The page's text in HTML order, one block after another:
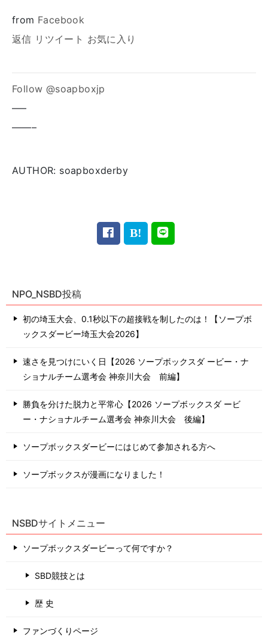
from Facebook
返信 リツイート お気に入り
Follow @soapboxjp
—–
——–
AUTHOR: soapboxderby
NPO_NSBD投稿
初の埼玉大会、0.1秒以下の超接戦を制したのは！【ソープボ
ックスダービー埼玉大会2026】
速さを見つけにいく日【2026 ソープボックスダ ービー・ナ
ショナルチーム選考会 神奈川⼤会 前編】
勝負を分けた脱力と平常心【2026 ソープボックスダ ービ
ー・ナショナルチーム選考会 神奈川⼤会 後編】
ソープボックスダービーにはじめて参加される方へ
ソープボックスが漫画になりました！
NSBDサイトメニュー
ソープボックスダービーって何ですか？
SBD競技とは
歴 史
ファンづくりページ